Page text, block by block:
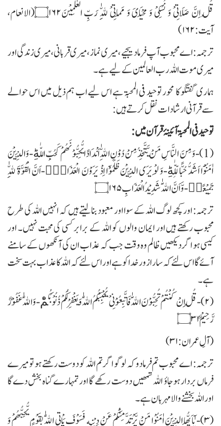
قُلْ اِنَّ صَلَاتِیْ وَ نُسُكِیْ وَ مَحْیَایَ وَ مَمَاتِیْ لِلّٰهِ رَبِّ الْعٰلَمِیْنَ۝۱۶۲(الانعام،
آيت:۱۶۲)
ترجمہ: اے محبوب آپ فرما د یجیے، میری نماز، میری قربانی، میری زندگی اور
میری موت اللہ رب العالمین کے لیے ہے۔
ہماری گفتگو کا محور توحید فی المحبۃ ہے اس لیے اب ہم ذیل میں اس حوالے
سے قرآنی ارشادات نقل کرتے ہیں:
توحید فی المحبۃ آئینۂ قرآن میں:
(1)- وَ مِنَ النَّاسِ مَنْ یَّتَّخِذُ مِنْ دُوْنِ اللّٰهِ اَنْدَادًا یُّحِبُّوْنَهُمْ كَحُبِّ اللّٰهِؕ-وَ الَّذِیْنَ
اٰمَنُوْۤا اَشَدُّ حُبًّا لِّلّٰهِؕ-وَ لَوْ یَرَى الَّذِیْنَ ظَلَمُوْۤا اِذْ یَرَوْنَ الْعَذَابَۙ-اَنَّ الْقُوَّةَ لِلّٰهِ
جَمِیْعًاۙ-وَّ اَنَّ اللّٰهَ شَدِیْدُ الْعَذَابِ۝۱۶۵
ترجمہ: اور کچھ لوگ اللہ کے سوا اور معبود بنالیتے ہیں کہ انہیں اللہ کی طرح
محبوب رکھتے ہیں اور ایمان والوں کو اللہ کے برابر کسی کی محبت نہیں۔ اور
کیسی ہو اگر دیکھیں ظالم وہ وقت جب کہ عذاب ان کی آنکھوں کے سامنے
آئے گا اس لئے کہ سارا زور خدا کو ہے اور اس لئے کہ اللہ کا عذاب بہت سخت
ہے۔
(۲)- قُلْ اِنْ كُنْتُمْ تُحِبُّوْنَ اللّٰهَ فَاتَّبِعُوْنِیْ یُحْبِبْكُمُ اللّٰهُ وَیَغْفِرْ لَكُمْ ذُنُوْبَكُمْؕ-وَ اللّٰهُ غَفُوْرٌ
رَّحِیْمٌ۝۳۱
(آلِ عمران:۳۱)
ترجمہ: اے محبوب تم فرمادو کہ لوگو اگر تم اللہ کو دوست رکھتے ہو تو میرے
فرماں بردار ہوجاؤ اللہ تمھیں دوست رکھے گا اور تمہارے گناہ بخش دے گا
اور اللہ بخشنے والا مہربان ہے۔
(۳)- یٰۤاَیُّهَا الَّذِیْنَ اٰمَنُوْا مَنْ یَّرْتَدَّ مِنْكُمْ عَنْ دِیْنِهٖ فَسَوْفَ یَاْتِی اللّٰهُ بِقَوْمٍ یُّحِبُّهُمْ وَ